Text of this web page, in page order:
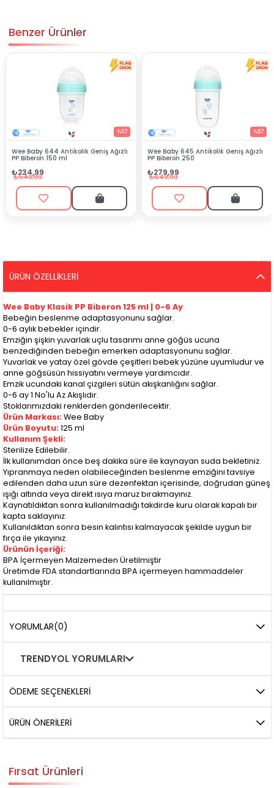
Benzer Ürünler
%57
Wee Baby 644 Antikolik Geniş Ağızlı
PP Biberon 150 ml
₺234,99
₺549,99
%57
Wee Baby 645 Antikolik Geniş Ağızlı
PP Biberon 250
₺279,99
₺649,99
ÜRÜN ÖZELLIKLERI
Wee Baby Klasik PP Biberon 125 ml | 0-6 Ay
Bebeğin beslenme adaptasyonunu sağlar.
0-6 aylık bebekler içindir.
Emziğin şişkin yuvarlak uçlu tasarımı anne göğüs ucuna
benzediğinden bebeğin emerken adaptasyonunu sağlar.
Yuvarlak ve yatay özel gövde çeşitleri bebek yüzüne uyumludur ve
anne göğsüsün hissiyatını vermeye yardımcıdır.
Emzik ucundaki kanal çizgileri sütün akışkanlığını sağlar.
0-6 ay 1 No'lu Az Akışlıdır.
Stoklarımızdaki renklerden gönderilecektir.
Ürün Markası: Wee Baby
Ürün Boyutu: 125 ml
Kullanım Şekli:
Sterilize Edilebilir.
İlk kullanımdan önce beş dakika süre ile kaynayan suda bekletiniz.
Yıpranmaya neden olabileceğinden beslenme emziğini tavsiye
edilenden daha uzun süre dezenfektan içerisinde, doğrudan güneş
ışığı altında veya direkt ısıya maruz bırakmayınız.
Kaynatıldıktan sonra kullanılmadığı takdirde kuru olarak kapalı bir
kapta saklayınız.
Kullanıldıktan sonra besin kalıntısı kalmayacak şekilde uygun bir
fırça ile yıkayınız.
Ürünün İçeriği:
BPA İçermeyen Malzemeden Üretilmiştir
Üretimde FDA standartlarında BPA içermeyen hammaddeler
kullanılmıştır.
YORUMLAR(0)
TRENDYOL YORUMLARI
ÖDEME SEÇENEKLERI
ÜRÜN ÖNERILERI
Fırsat Ürünleri